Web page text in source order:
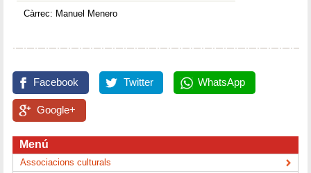
Càrrec: Manuel Menero
Facebook Twitter WhatsApp
Google+
Menú
Associacions culturals